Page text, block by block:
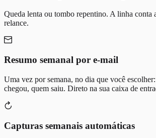
Queda lenta ou tombo repentino. A linha conta
relance.
Resumo semanal por e-mail
Uma vez por semana, no dia que você
chegou, quem saiu. Direto na sua caixa de
Capturas semanais automáticas